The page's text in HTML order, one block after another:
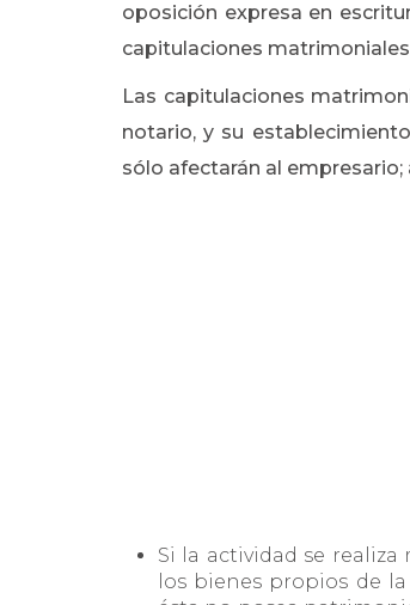
oposición expresa en
capitulaciones
Las capitulaciones
notario, y su
sólo afectarán al
Si la actividad se realiza
los bienes propios de